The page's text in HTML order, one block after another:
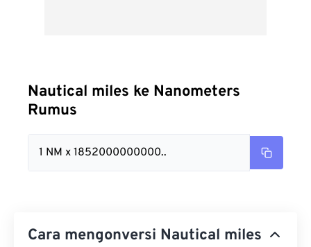
Nautical miles ke Nanometers
Rumus
1 NM x 1852000000000..
Cara mengonversi Nautical miles